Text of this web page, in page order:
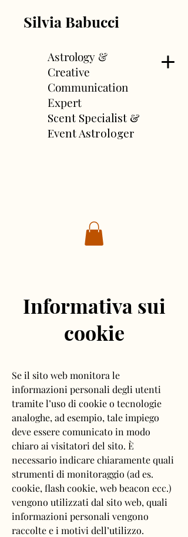
Astrology &
Creative
Communication
Expert
Scent Specialist &
Event Astrologer
Silvia Babucci
Informativa sui
cookie
Se il sito web monitora le
informazioni personali degli utenti
tramite l’uso di cookie o tecnologie
analoghe, ad esempio, tale impiego
deve essere comunicato in modo
chiaro ai visitatori del sito. È
necessario indicare chiaramente quali
strumenti di monitoraggio (ad es.
cookie, flash cookie, web beacon ecc.)
vengono utilizzati dal sito web, quali
informazioni personali vengono
raccolte e i motivi dell’utilizzo.